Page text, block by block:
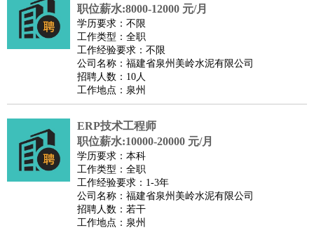
职位薪水:8000-12000 元/月
学历要求：不限
工作类型：全职
工作经验要求：不限
公司名称：福建省泉州美岭水泥有限公司
招聘人数：10人
工作地点：泉州
ERP技术工程师
职位薪水:10000-20000 元/月
学历要求：本科
工作类型：全职
工作经验要求：1-3年
公司名称：福建省泉州美岭水泥有限公司
招聘人数：若干
工作地点：泉州